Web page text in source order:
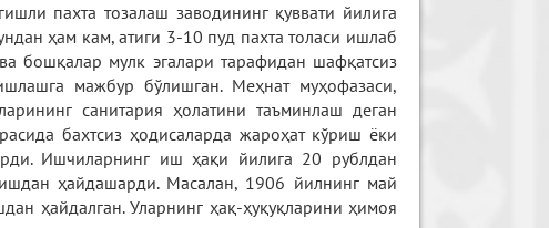
пахта тозалаш заводининг қуввати йилига
ҳам кам, атиги 3-10 пуд пахта толаси ишлаб
бошқалар мулк эгалари тарафидан шафқатсиз
мажбур бўлишган. Меҳнат муҳофазаси,
санитария ҳолатини таъминлаш деган
бахтсиз ҳодисаларда жароҳат кўриш ёки
Ишчиларнинг иш ҳақи йилига 20 рублдан
ҳайдашарди. Масалан, 1906 йилнинг май
ҳайдалган. Уларнинг ҳақ-ҳуқуқларини ҳимоя